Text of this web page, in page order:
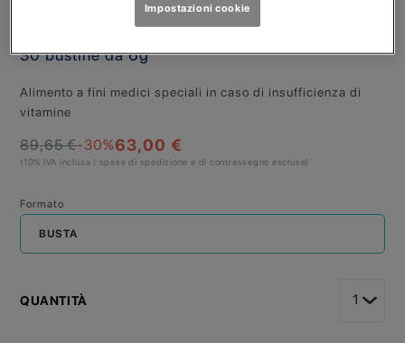
FRUITI VITS arancia
30 bustine da 6g
Alimento a fini medici speciali in caso di insufficienza di
vitamine
63,00 €
89,65 €-30%
(10% IVA inclusa / spese di spedizione e di contrassegno escluse)
Formato
BUSTA
QUANTITÀ
Impostazioni cookie